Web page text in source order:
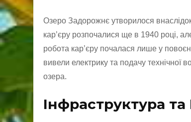
Озеро Задорожнє утворилося
кар’єру розпочалися ще в 1940 році,
робота кар’єру почалася лише у
вивели електрику та подачу технічної
озера.
Інфраструктура